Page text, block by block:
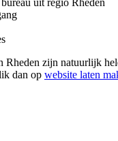
uit regio Rheden
Rheden zijn natuurlijk
dan op website laten